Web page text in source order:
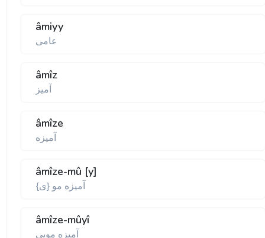
âmiyy
عامى
âmîz
آميز
âmîze
آميزه
âmîze-mû [y]
آميزه مو {ى}
âmîze-mûyî
آميزه مويى